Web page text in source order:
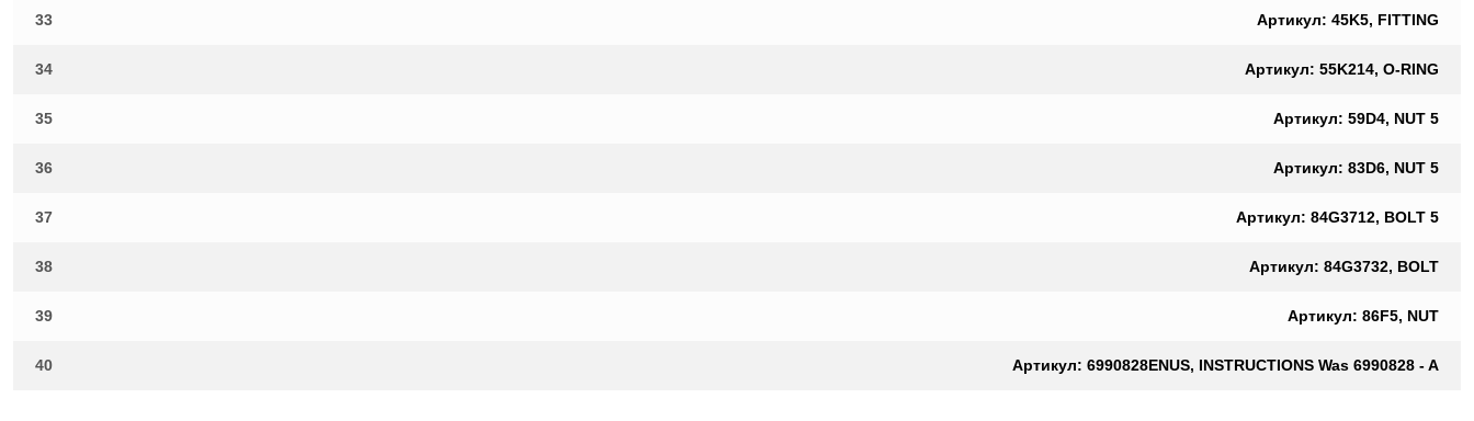
33 Артикул: 45K5, FITTING
34 Артикул: 55K214, O-RING
35 Артикул: 59D4, NUT 5
36 Артикул: 83D6, NUT 5
37 Артикул: 84G3712, BOLT 5
38 Артикул: 84G3732, BOLT
39 Артикул: 86F5, NUT
40 Артикул: 6990828ENUS, INSTRUCTIONS Was 6990828 - A